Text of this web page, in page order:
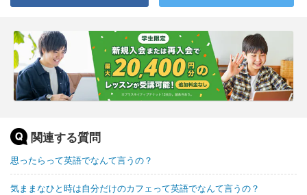
関連する質問
思ったらって英語でなんて言うの？
気ままなひと時は自分だけのカフェって英語でなんて言うの？